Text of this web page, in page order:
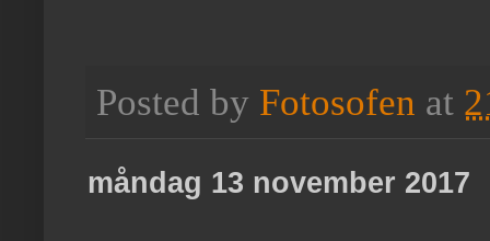
Posted by Fotosofen at
måndag 13 november 2017